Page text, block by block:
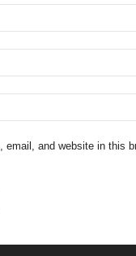
email, and website in this